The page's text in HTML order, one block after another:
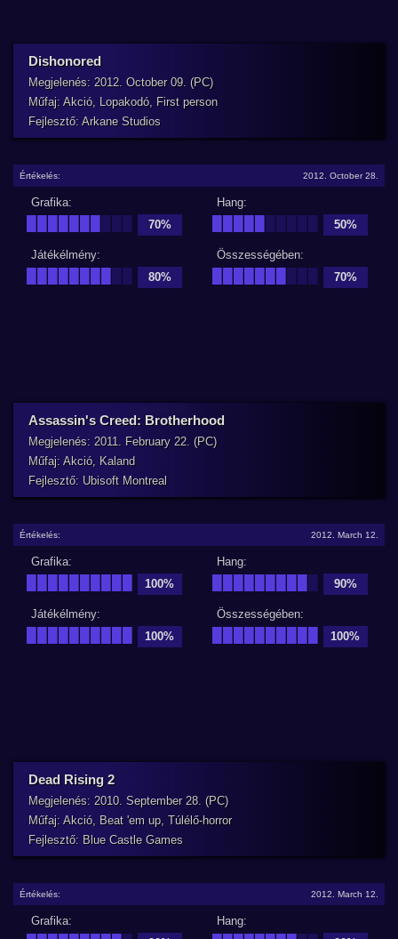
Dishonored
Megjelenés: 2012. October 09. (PC)
Műfaj: Akció, Lopakodó, First person
Fejlesztő: Arkane Studios
Értékelés: 2012. October 28.
Grafika:
70%
Hang:
50%
Játékélmény:
80%
Összességében:
70%
Assassin's Creed: Brotherhood
Megjelenés: 2011. February 22. (PC)
Műfaj: Akció, Kaland
Fejlesztő: Ubisoft Montreal
Értékelés: 2012. March 12.
Grafika:
100%
Hang:
90%
Játékélmény:
100%
Összességében:
100%
Dead Rising 2
Megjelenés: 2010. September 28. (PC)
Műfaj: Akció, Beat 'em up, Túlélő-horror
Fejlesztő: Blue Castle Games
Értékelés: 2012. March 12.
Grafika: Hang: